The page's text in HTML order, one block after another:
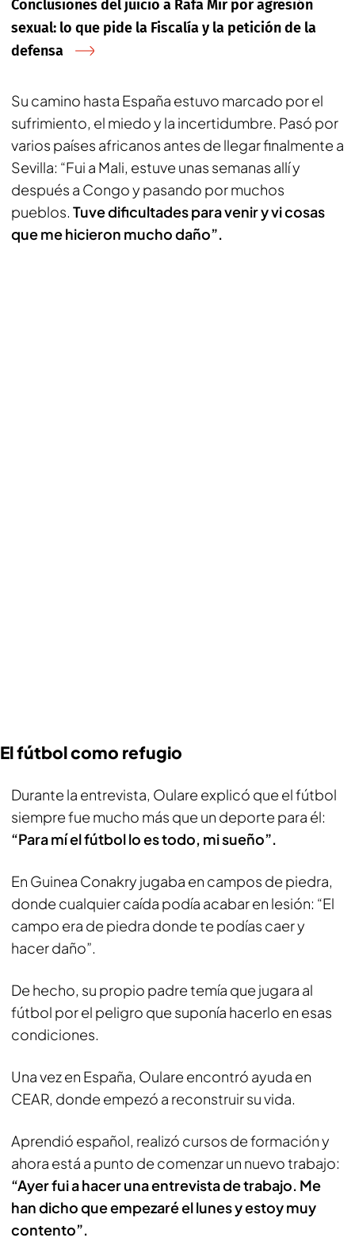
Conclusiones del juicio a Rafa Mir por agresión
sexual: lo que pide la Fiscalía y la petición de la
defensa
Su camino hasta España estuvo marcado por el
sufrimiento, el miedo y la incertidumbre. Pasó por
varios países africanos antes de llegar finalmente a
Sevilla: “Fui a Mali, estuve unas semanas allí y
después a Congo y pasando por muchos
pueblos. Tuve dificultades para venir y vi cosas
que me hicieron mucho daño”.
El fútbol como refugio
Durante la entrevista, Oulare explicó que el fútbol
siempre fue mucho más que un deporte para él:
“Para mí el fútbol lo es todo, mi sueño”.
En Guinea Conakry jugaba en campos de piedra,
donde cualquier caída podía acabar en lesión: “El
campo era de piedra donde te podías caer y
hacer daño”.
De hecho, su propio padre temía que jugara al
fútbol por el peligro que suponía hacerlo en esas
condiciones.
Una vez en España, Oulare encontró ayuda en
CEAR, donde empezó a reconstruir su vida.
Aprendió español, realizó cursos de formación y
ahora está a punto de comenzar un nuevo trabajo:
“Ayer fui a hacer una entrevista de trabajo. Me
han dicho que empezaré el lunes y estoy muy
contento”.